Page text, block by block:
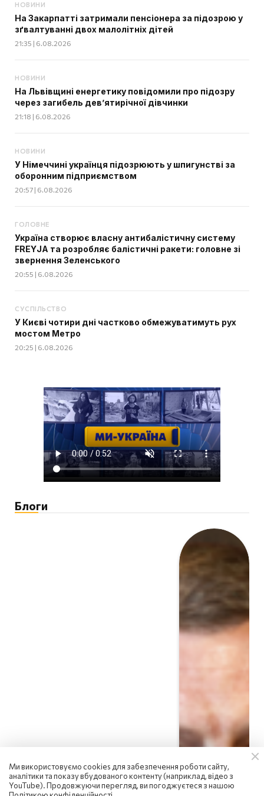
НОВИНИ
На Закарпатті затримали пенсіонера за підозрою у
зґвалтуванні двох малолітніх дітей
21:35 | 6.08.2026
НОВИНИ
На Львівщині енергетику повідомили про підозру
через загибель дев’ятирічної дівчинки
21:18 | 6.08.2026
НОВИНИ
У Німеччині українця підозрюють у шпигунстві за
оборонним підприємством
20:57 | 6.08.2026
ГОЛОВНЕ
Україна створює власну антибалістичну систему
FREYJA та розробляє балістичні ракети: головне зі
звернення Зеленського
20:55 | 6.08.2026
СУСПІЛЬСТВО
У Києві чотири дні частково обмежуватимуть рух
мостом Метро
20:25 | 6.08.2026
Блоги
Сергій Фурса
Ми використовуємо cookies для забезпечення роботи сайту,
аналітики та показу вбудованого контенту (наприклад, відео з
YouTube). Продовжуючи перегляд, ви погоджуєтеся з нашою